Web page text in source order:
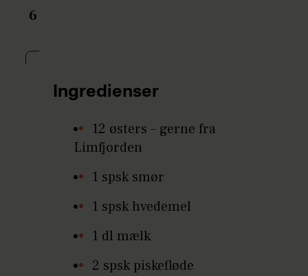
6
Ingredienser
12 østers – gerne fra
Limfjorden
1 spsk smør
1 spsk hvedemel
1 dl mælk
2 spsk piskefløde